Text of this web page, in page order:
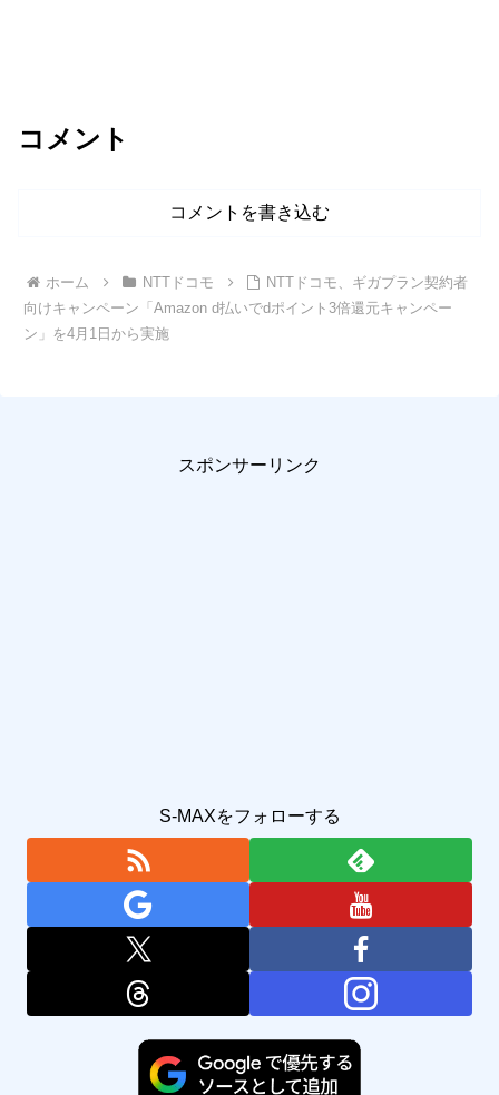
コメント
コメントを書き込む
ホーム NTTドコモ
NTTドコモ、ギガプラン契約者
向けキャンペーン「Amazon d払いでdポイント3倍還元キャンペー
ン」を4月1日から実施
スポンサーリンク
S-MAXをフォローする